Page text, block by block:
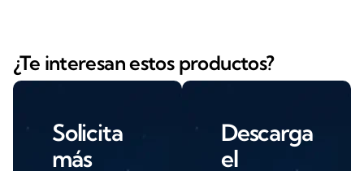
¿Te interesan estos productos?
Solicita
más
Descarga
el